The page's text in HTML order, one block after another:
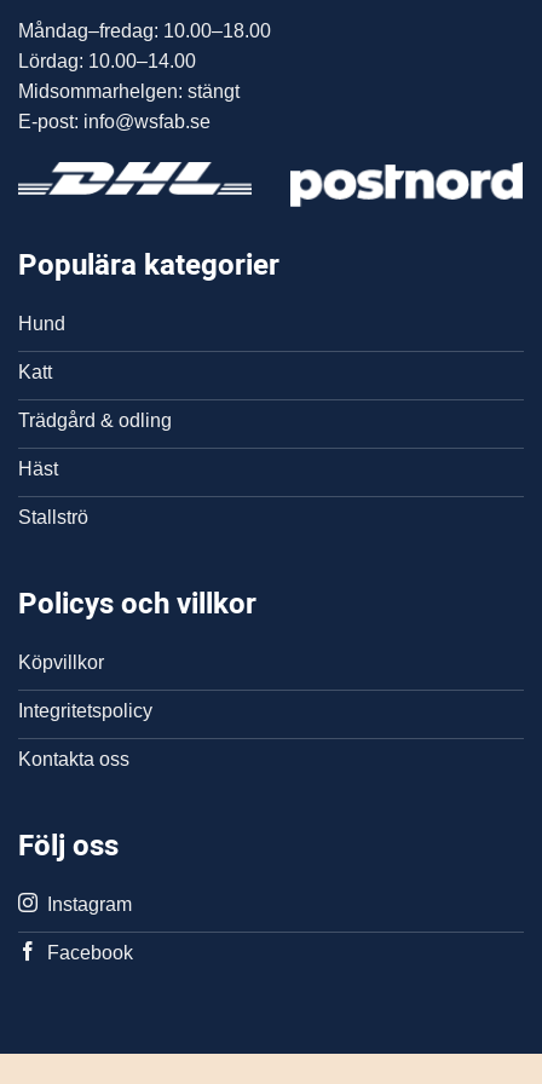
Måndag–fredag: 10.00–18.00
Lördag: 10.00–14.00
Midsommarhelgen: stängt
E-post: info@wsfab.se
Populära kategorier
Hund
Katt
Trädgård & odling
Häst
Stallströ
Policys och villkor
Köpvillkor
Integritetspolicy
Kontakta oss
Följ oss
Instagram
Facebook